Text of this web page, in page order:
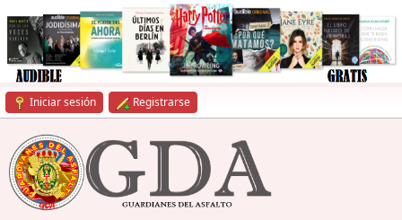
Iniciar sesión Registrarse